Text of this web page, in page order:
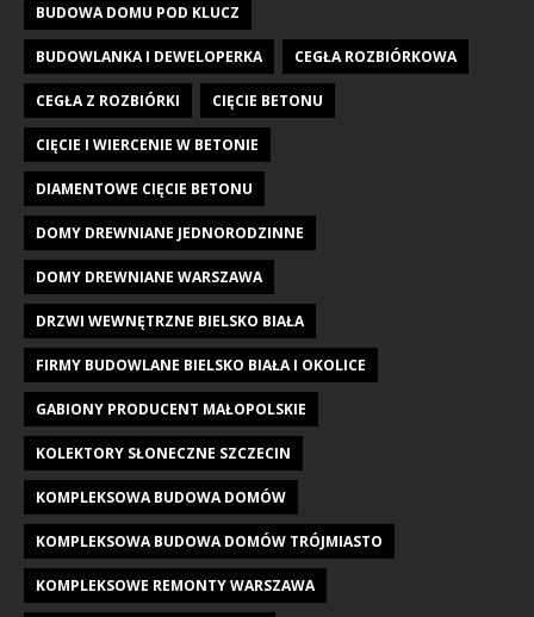
BUDOWA DOMU POD KLUCZ
BUDOWLANKA I DEWELOPERKA CEGŁA ROZBIÓRKOWA
CEGŁA Z ROZBIÓRKI CIĘCIE BETONU
CIĘCIE I WIERCENIE W BETONIE
DIAMENTOWE CIĘCIE BETONU
DOMY DREWNIANE JEDNORODZINNE
DOMY DREWNIANE WARSZAWA
DRZWI WEWNĘTRZNE BIELSKO BIAŁA
FIRMY BUDOWLANE BIELSKO BIAŁA I OKOLICE
GABIONY PRODUCENT MAŁOPOLSKIE
KOLEKTORY SŁONECZNE SZCZECIN
KOMPLEKSOWA BUDOWA DOMÓW
KOMPLEKSOWA BUDOWA DOMÓW TRÓJMIASTO
KOMPLEKSOWE REMONTY WARSZAWA